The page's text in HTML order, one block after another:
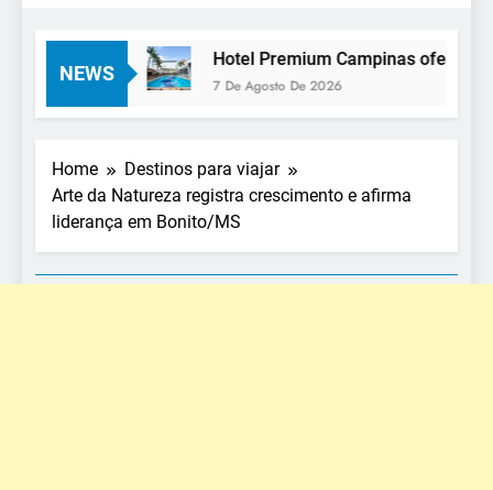
NEWS
Hotel Premium Campinas oferece
7 De Agosto De 2026
Home
Destinos para viajar
Arte da Natureza registra crescimento e afirma
liderança em Bonito/MS